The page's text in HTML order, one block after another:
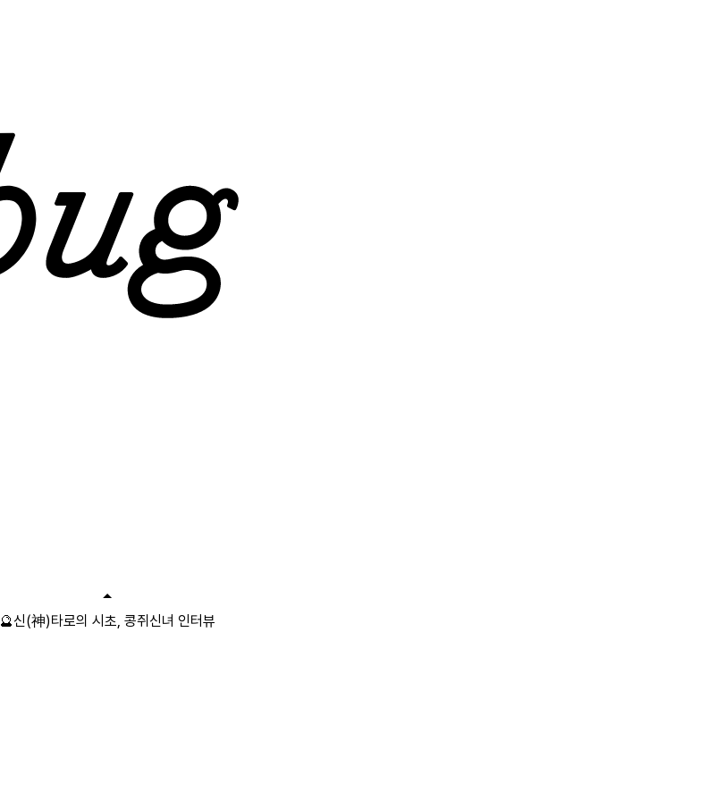
🔮신(神)타로의 시초, 콩쥐신녀 인터뷰